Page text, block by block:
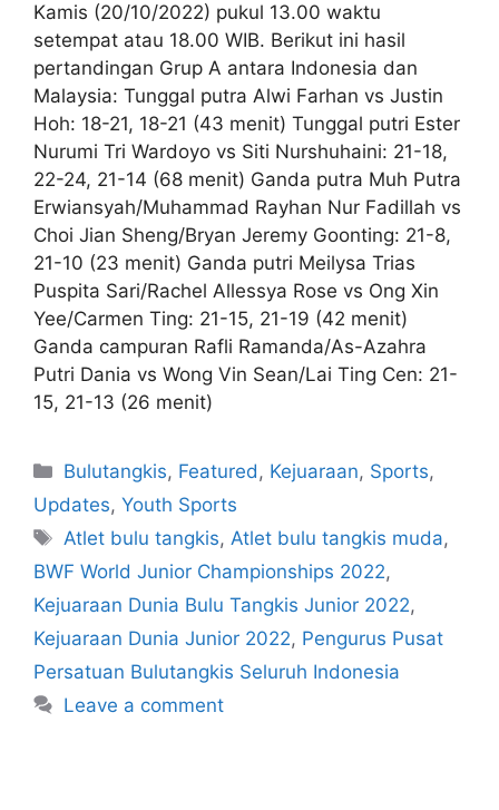
Kamis (20/10/2022) pukul 13.00 waktu
setempat atau 18.00 WIB. Berikut ini hasil
pertandingan Grup A antara Indonesia dan
Malaysia: Tunggal putra Alwi Farhan vs Justin
Hoh: 18-21, 18-21 (43 menit) Tunggal putri Ester
Nurumi Tri Wardoyo vs Siti Nurshuhaini: 21-18,
22-24, 21-14 (68 menit) Ganda putra Muh Putra
Erwiansyah/Muhammad Rayhan Nur Fadillah vs
Choi Jian Sheng/Bryan Jeremy Goonting: 21-8,
21-10 (23 menit) Ganda putri Meilysa Trias
Puspita Sari/Rachel Allessya Rose vs Ong Xin
Yee/Carmen Ting: 21-15, 21-19 (42 menit)
Ganda campuran Rafli Ramanda/As-Azahra
Putri Dania vs Wong Vin Sean/Lai Ting Cen: 21-
15, 21-13 (26 menit)
Bulutangkis, Featured, Kejuaraan, Sports,
Updates, Youth Sports
Atlet bulu tangkis,Atlet bulu tangkis muda,
BWF World Junior Championships 2022,
Kejuaraan Dunia Bulu Tangkis Junior 2022,
Kejuaraan Dunia Junior 2022, Pengurus Pusat
Persatuan Bulutangkis Seluruh Indonesia
Leave a comment